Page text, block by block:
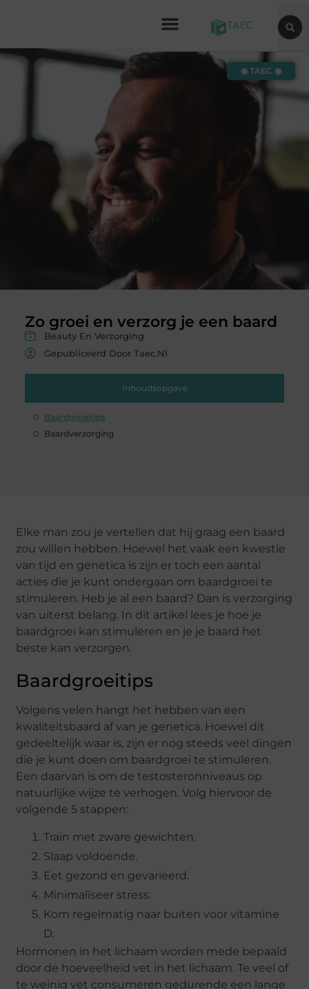
Zo groei en verzorg je een baard
Beauty En Verzorging
Gepubliceerd Door Taec.nl
Inhoudsopgave
Baardgroeitips
Baardverzorging
◉ TAEC ◉
Elke man zou je vertellen dat hij graag een baard
zou willen hebben. Hoewel het vaak een kwestie
van tijd en genetica is zijn er toch een aantal
acties die je kunt ondergaan om baardgroei te
stimuleren. Heb je al een baard? Dan is verzorging
van uiterst belang. In dit artikel lees je hoe je
baardgroei kan stimuleren en je je baard het
beste kan verzorgen.
Baardgroeitips
Volgens velen hangt het hebben van een
kwaliteitsbaard af van je genetica. Hoewel dit
gedeeltelijk waar is, zijn er nog steeds veel dingen
die je kunt doen om baardgroei te stimuleren.
Een daarvan is om de testosteronniveaus op
natuurlijke wijze te verhogen. Volg hiervoor de
volgende 5 stappen:
Train met zware gewichten.
Slaap voldoende.
Eet gezond en gevarieerd.
Minimaliseer stress.
Kom regelmatig naar buiten voor vitamine
D.
Hormonen in het lichaam worden mede bepaald
door de hoeveelheid vet in het lichaam. Te veel of
te weinig vet consumeren gedurende een lange